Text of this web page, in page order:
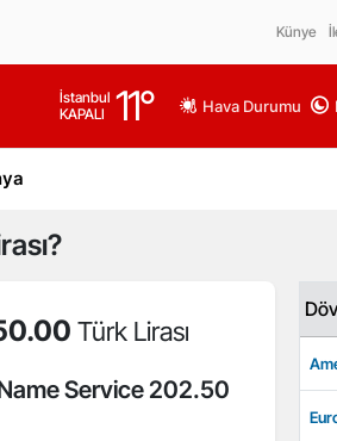
Künye
İstanbul
KAPALI
11° Hava Durumu
Türk Lirası
Service 202.50